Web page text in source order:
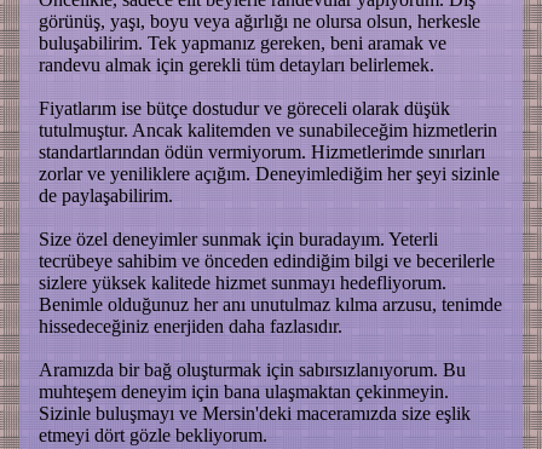
görünüş, yaşı, boyu veya ağırlığı ne olursa olsun, herkesle
buluşabilirim. Tek yapmanız gereken, beni aramak ve
randevu almak için gerekli tüm detayları belirlemek.
Fiyatlarım ise bütçe dostudur ve göreceli olarak düşük
tutulmuştur. Ancak kalitemden ve sunabileceğim hizmetlerin
standartlarından ödün vermiyorum. Hizmetlerimde sınırları
zorlar ve yeniliklere açığım. Deneyimlediğim her şeyi sizinle
de paylaşabilirim.
Size özel deneyimler sunmak için buradayım. Yeterli
tecrübeye sahibim ve önceden edindiğim bilgi ve becerilerle
sizlere yüksek kalitede hizmet sunmayı hedefliyorum.
Benimle olduğunuz her anı unutulmaz kılma arzusu, tenimde
hissedeceğiniz enerjiden daha fazlasıdır.
Aramızda bir bağ oluşturmak için sabırsızlanıyorum. Bu
muhteşem deneyim için bana ulaşmaktan çekinmeyin.
Sizinle buluşmayı ve Mersin'deki maceramızda size eşlik
etmeyi dört gözle bekliyorum.